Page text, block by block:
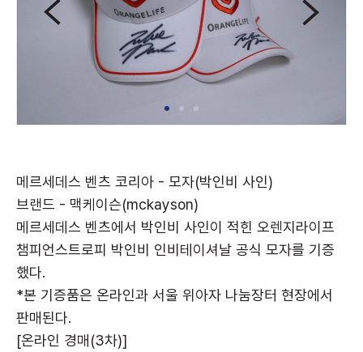
메르세데스 벤츠 코리아 - 모자(박인비 사인)
브랜드 - 맥케이슨(mckayson)
메르세데스 벤츠에서 박인비 사인이 적힌 오렌지라이프
챔피언스트로피 박인비 인비테이셔날 공식 모자를 기증
했다.
*본 기증품은 온라인과 서울 위아자 나눔장터 현장에서
판매된다.
[온라인 경매(3차)]